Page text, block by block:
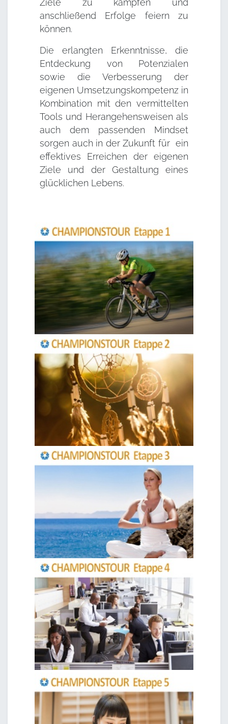
Ziele zu kämpfen und
anschließend Erfolge feiern zu
können.
Die erlangten Erkenntnisse, die
Entdeckung von Potenzialen
sowie die Verbesserung der
eigenen Umsetzungskompetenz in
Kombination mit den vermittelten
Tools und Herangehensweisen als
auch dem passenden Mindset
sorgen auch in der Zukunft für ein
effektives Erreichen der eigenen
Ziele und der Gestaltung eines
glücklichen Lebens.